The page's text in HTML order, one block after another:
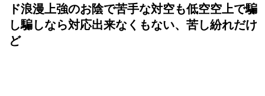
ド浪漫上強のお陰で苦手な対空も低空空上で騙
し騙しなら対応出来なくもない、苦し紛れだけ
ど